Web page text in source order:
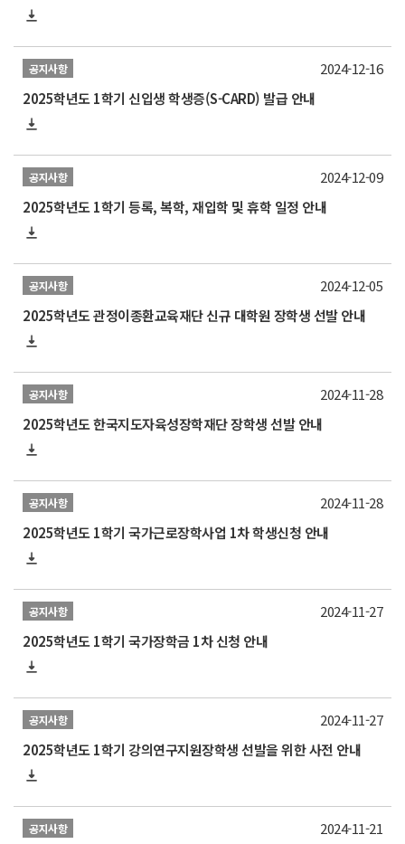
공지사항
2025학년도 1학기 신입생 학생증(S-CARD) 발급 안내
2024-12-16
공지사항
2025학년도 1학기 등록, 복학, 재입학 및 휴학 일정 안내
2024-12-09
공지사항
2025학년도 관정이종환교육재단 신규 대학원 장학생 선발 안내
2024-12-05
공지사항
2025학년도 한국지도자육성장학재단 장학생 선발 안내
2024-11-28
공지사항
2025학년도 1학기 국가근로장학사업 1차 학생신청 안내
2024-11-28
공지사항
2025학년도 1학기 국가장학금 1차 신청 안내
2024-11-27
공지사항
2025학년도 1학기 강의연구지원장학생 선발을 위한 사전 안내
2024-11-27
공지사항 2024-11-21